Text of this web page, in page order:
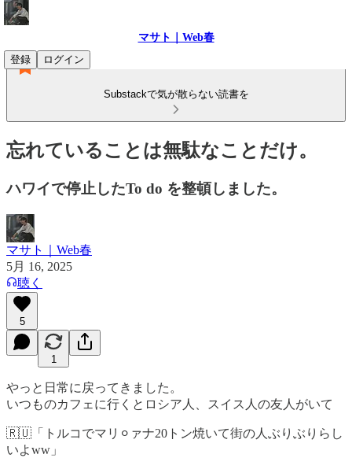
マサト｜Web春
登録
ログイン
Substackで気が散らない読書を
忘れていることは無駄なことだけ。
ハワイで停止したTo do を整頓しました。
マサト｜Web春
5月 16, 2025
聴く
5
1
やっと日常に戻ってきました。
いつものカフェに行くとロシア人、スイス人の友人がいて
🇷🇺「トルコでマリ⚪︎ァナ20トン焼いて街の人ぶりぶりらし
いよww」